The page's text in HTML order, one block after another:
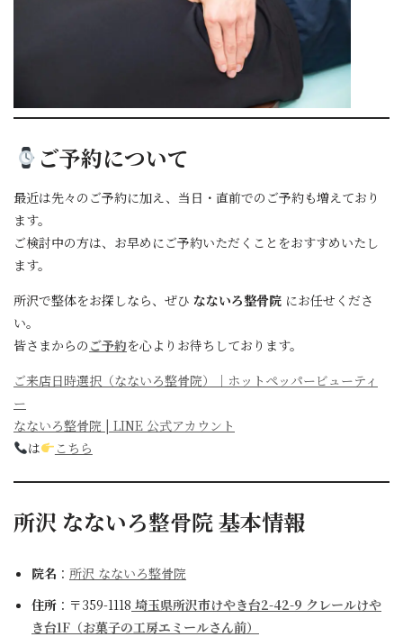
ご予約について
最近は先々のご予約に加え、当日・直前でのご予約も増えており
ます。
ご検討中の方は、お早めにご予約いただくことをおすすめいたし
ます。
所沢で整体をお探しなら、ぜひ なないろ整骨院 にお任せくださ
い。
皆さまからの ご予約を心よりお待ちしております。
ご来店日時選択（なないろ整骨院）｜ホットペッパービューティ
ー
なないろ整骨院 | LINE 公式アカウント
は
こちら
所沢 なないろ整骨院 基本情報
院名 ： 所沢 なないろ整骨院
住所 ：〒359-1118 埼玉県所沢市けやき台2-42-9 クレールけや
き台1F（お菓子の工房エミールさん前）